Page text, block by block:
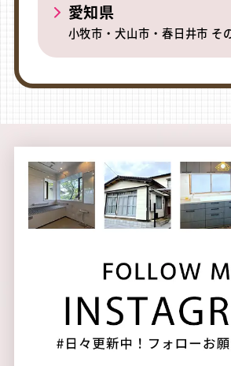
愛知県
小牧市・犬山市・春日井市 そ